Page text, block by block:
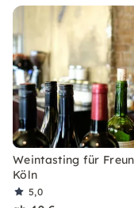
Weintasting für
Köln
5,0